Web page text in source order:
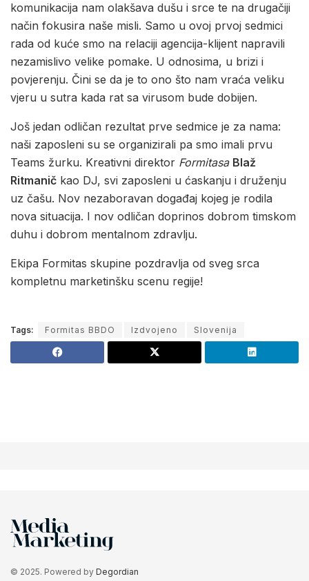
komunikacija nam olakšava dušu i srce te na drugačiji
način fokusira naše misli. Samo u ovoj prvoj sedmici
rada od kuće smo na relaciji agencija-klijent napravili
nezamislivo velike pomake. U odnosima, u brizi i
povjerenju. Čini se da je to ono što nam vraća veliku
vjeru u sutra kada rat sa virusom bude dobijen.
Još jedan odličan rezultat prve sedmice je za nama:
naši zaposleni su se organizirali pa smo imali prvu
Teams žurku. Kreativni direktor Formitasa Blaž
Ritmanič kao DJ, svi zaposleni u ćaskanju i druženju
uz čašu. Nov nezaboravan događaj kojeg je rodila
nova situacija. I nov odličan doprinos dobrom timskom
duhu i dobrom mentalnom zdravlju.
Ekipa Formitas skupine pozdravlja od sveg srca
kompletnu marketinšku scenu regije!
Tags: Formitas BBDO Izdvojeno Slovenija
© 2025. Powered by Degordian